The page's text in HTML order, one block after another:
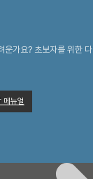
운가요? 초보자를 위한
메뉴얼